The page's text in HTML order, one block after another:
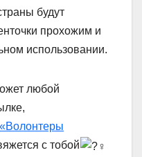
будут
прохожим и
использовании.
любой
«Волонтеры
с тобой